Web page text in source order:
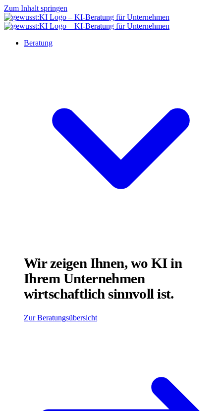
Zum Inhalt springen
Beratung
Wir zeigen Ihnen, wo KI in
Ihrem Unternehmen
wirtschaftlich sinnvoll ist.
Zur Beratungsübersicht